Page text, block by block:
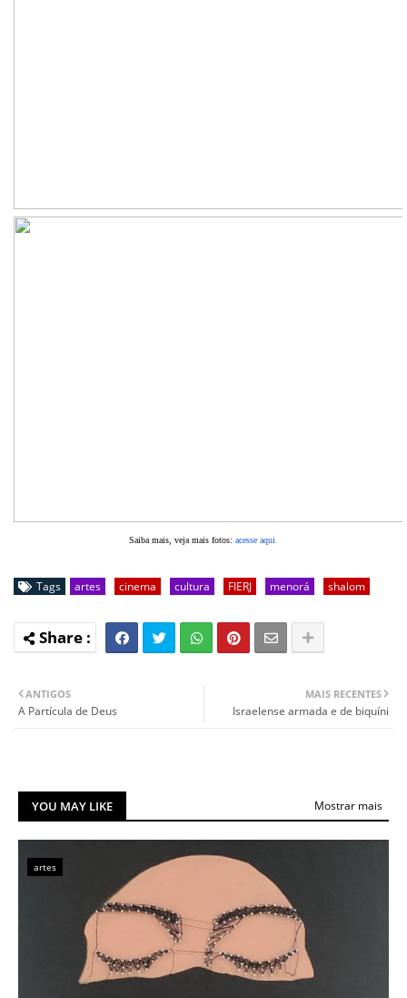
Saiba mais, veja mais fotos: acesse aqui
Tags artes cinema cultura FIERJ menorá shalom
MAIS RECENTES
Israelense armada e de biquíni
ANTIGOS
A Partícula de Deus
YOU MAY LIKE Mostrar mais
artes